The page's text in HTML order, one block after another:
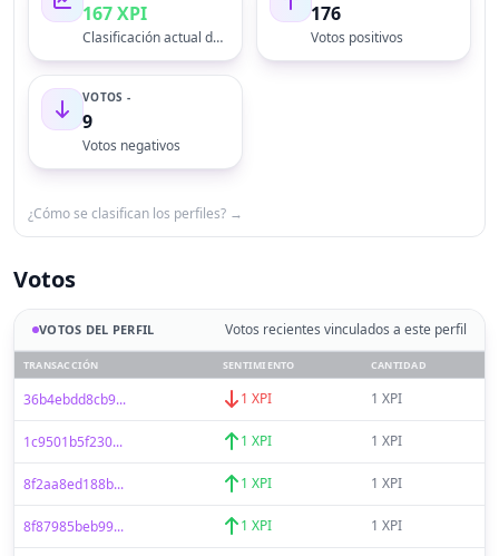
167 XPI
Clasificación actual del perfil
176
Votos positivos
VOTOS -
9
Votos negativos
¿Cómo se clasifican los perfiles? →
Votos
VOTOS DEL PERFIL Votos recientes vinculados a este perfil
TRANSACCIÓN SENTIMIENTO CANTIDAD
36b4ebdd8cb9... 1 XPI 1 XPI
1c9501b5f230... 1 XPI 1 XPI
8f2aa8ed188b... 1 XPI 1 XPI
8f87985beb99... 1 XPI 1 XPI